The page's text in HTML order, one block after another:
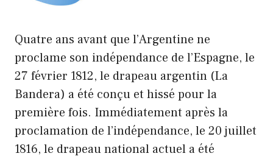
Quatre ans avant que l’Argentine ne
proclame son indépendance de l’Espagne, le
27 février 1812, le drapeau argentin (La
Bandera) a été conçu et hissé pour la
première fois. Immédiatement après la
proclamation de l’indépendance, le 20 juillet
1816, le drapeau national actuel a été